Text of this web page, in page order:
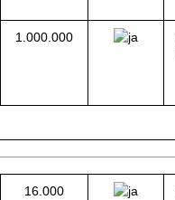
1.000.000
16.000